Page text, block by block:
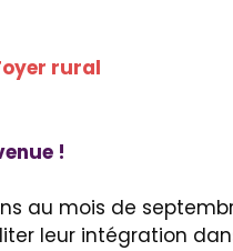
rural
!
au mois de
leur intégration